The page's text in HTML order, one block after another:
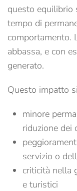
questo equilibrio
tempo di
comportamento.
abbassa, e con
generato.
Questo impatto
minore
riduzione dei
servizio o
criticità nella
e turistici